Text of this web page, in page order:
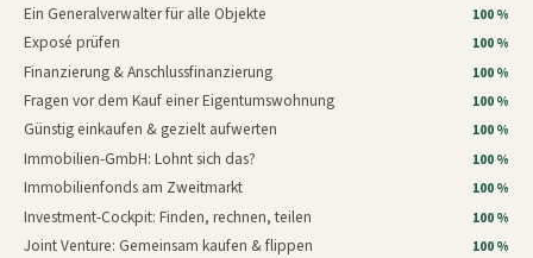
Ein Generalverwalter für alle Objekte 100 %
Exposé prüfen 100 %
Finanzierung & Anschlussfinanzierung 100 %
Fragen vor dem Kauf einer Eigentumswohnung 100 %
Günstig einkaufen & gezielt aufwerten 100 %
Immobilien-GmbH: Lohnt sich das? 100 %
Immobilienfonds am Zweitmarkt 100 %
Investment-Cockpit: Finden, rechnen, teilen 100 %
Joint Venture: Gemeinsam kaufen & flippen 100 %